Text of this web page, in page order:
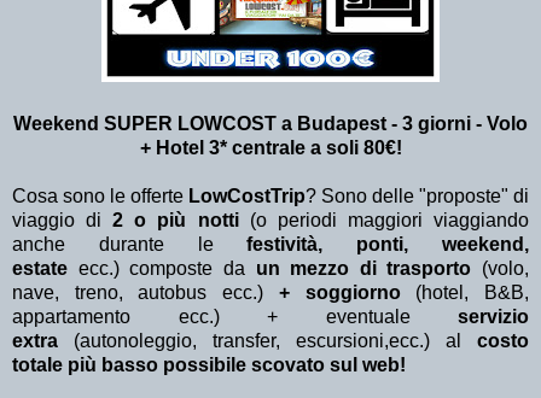
Weekend SUPER LOWCOST a Budapest - 3 giorni - Volo
+ Hotel 3* centrale a soli 80€!
Cosa sono le offerte LowCostTrip? Sono delle "proposte" di
viaggio di2 o più notti (o periodi maggiori viaggiando
anche durante lefestività, ponti, weekend,
estate ecc.) composte da un mezzo di trasporto (volo,
nave, treno, autobus ecc.) + soggiorno(hotel, B&B,
appartamento ecc.) + eventuale servizio
extra (autonoleggio, transfer, escursioni,ecc.) al costo
totale più basso possibile scovato sul web!